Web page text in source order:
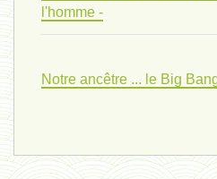
l'homme -
Notre ancêtre ... le Big